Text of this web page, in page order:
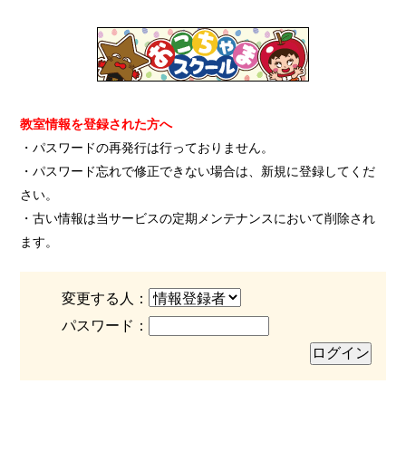
教室情報を登録された方へ
・パスワードの再発行は行っておりません。
・パスワード忘れで修正できない場合は、新規に登録してくだ
さい。
・古い情報は当サービスの定期メンテナンスにおいて削除され
ます。
変更する人：
パスワード：